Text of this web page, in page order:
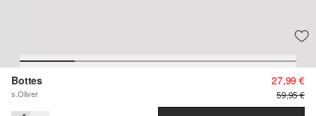
Bottes
s.Oliver
27,99 €
59,95 €